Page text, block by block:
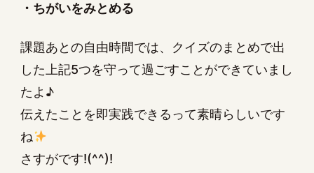
・ちがいをみとめる
課題あとの自由時間では、クイズのまとめで出
した上記5つを守って過ごすことができていまし
たよ♪
伝えたことを即実践できるって素晴らしいです
ね
さすがです!(^^)!